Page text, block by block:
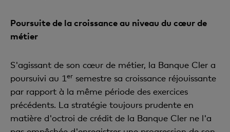
Poursuite de la croissance au niveau du cœur de
métier
S'agissant de son cœur de métier, la Banque Cler a
poursuivi au 1er semestre sa croissance réjouissante
par rapport à la même période des exercices
précédents. La stratégie toujours prudente en
matière d'octroi de crédit de la Banque Cler ne l'a